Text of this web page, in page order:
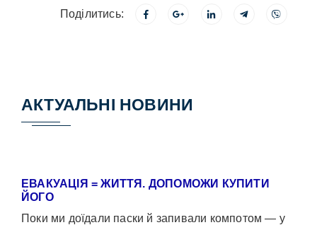
Поділитись:
АКТУАЛЬНІ НОВИНИ
ЕВАКУАЦІЯ = ЖИТТЯ. ДОПОМОЖИ КУПИТИ
ЙОГО
Поки ми доїдали паски й запивали компотом — у